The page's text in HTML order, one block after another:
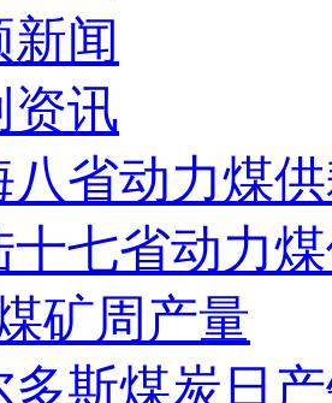
闻
资讯
八省动力煤
十七省动力
矿周产量
多斯煤炭日